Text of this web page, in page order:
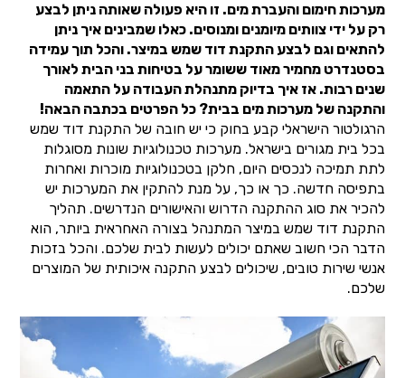
מערכות חימום והעברת מים. זו היא פעולה שאותה ניתן לבצע
רק על ידי צוותים מיומנים ומנוסים. כאלו שמבינים איך ניתן
להתאים וגם לבצע התקנת דוד שמש במיצר. והכל תוך עמידה
בסטנדרט מחמיר מאוד ששומר על בטיחות בני הבית לאורך
שנים רבות. אז איך בדיוק מתנהלת העבודה על התאמה
והתקנה של מערכות מים בבית? כל הפרטים בכתבה הבאה!
הרגולטור הישראלי קבע בחוק כי יש חובה של התקנת דוד שמש
בכל בית מגורים בישראל. מערכות טכנולוגיות שונות מסוגלות
לתת תמיכה לנכסים היום, חלקן בטכנולוגיות מוכרות ואחרות
בתפיסה חדשה. כך או כך, על מנת להתקין את המערכות יש
להכיר את סוג ההתקנה הדרוש והאישורים הנדרשים. תהליך
התקנת דוד שמש במיצר המתנהל בצורה האחראית ביותר, הוא
הדבר הכי חשוב שאתם יכולים לעשות לבית שלכם. והכל בזכות
אנשי שירות טובים, שיכולים לבצע התקנה איכותית של המוצרים
שלכם.